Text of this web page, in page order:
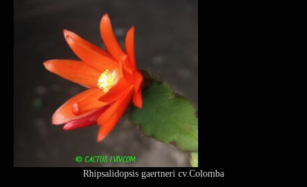
Rhipsalidopsis gaertneri cv.Colomba